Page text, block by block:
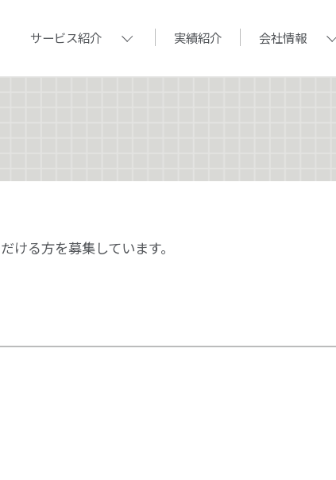
サービス紹介 実績紹介 会社情報
ける方を募集しています。